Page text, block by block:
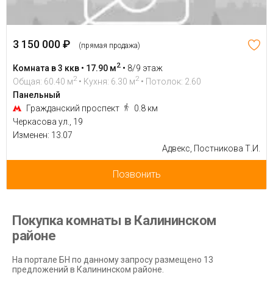
3 150 000 ₽ (прямая продажа)
Комната в 3 ккв • 17.90 м2 • 8/9 этаж
Общая: 60.40 м2 • Кухня: 6.30 м2 • Потолок: 2.60
Панельный
Гражданский проспект
0.8 км
Черкасова ул., 19
Изменен: 13.07
Адвекс, Постникова Т.И.
Позвонить
Покупка комнаты в Калининском
районе
На портале БН по данному запросу размещено 13
предложений в Калининском районе.